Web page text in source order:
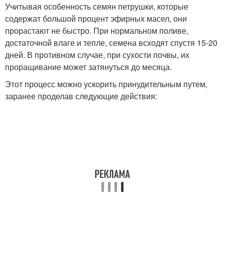
Учитывая особенность семян петрушки, которые
содержат большой процент эфирных масел, они
прорастают не быстро. При нормальном поливе,
достаточной влаге и тепле, семена всходят спустя 15-20
дней. В противном случае, при сухости почвы, их
проращивание может затянуться до месяца.
Этот процесс можно ускорить принудительным путем,
заранее проделав следующие действия: